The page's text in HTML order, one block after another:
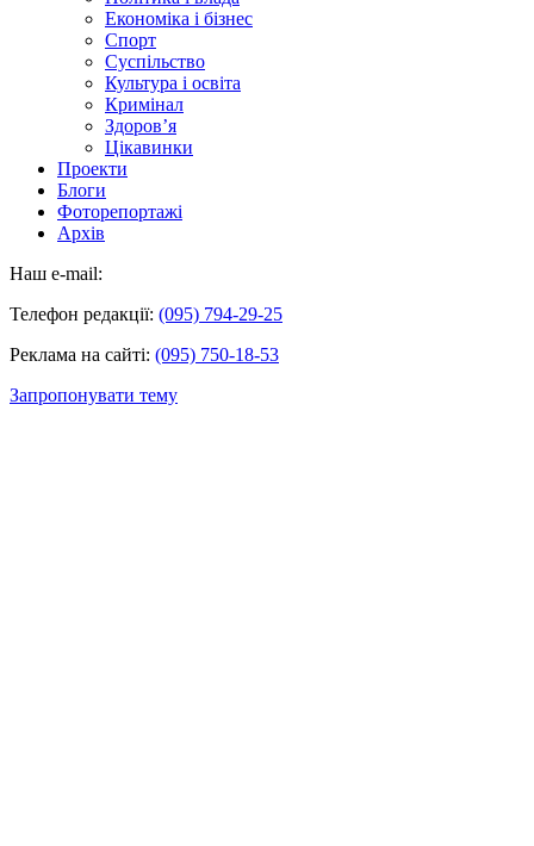
Економіка і бізнес
Спорт
Суспільство
Культура і освіта
Кримінал
Здоров’я
Цікавинки
Проекти
Блоги
Фоторепортажі
Архів
Наш e-mail:
Телефон редакції: (095) 794-29-25
Реклама на сайті: (095) 750-18-53
Запропонувати тему